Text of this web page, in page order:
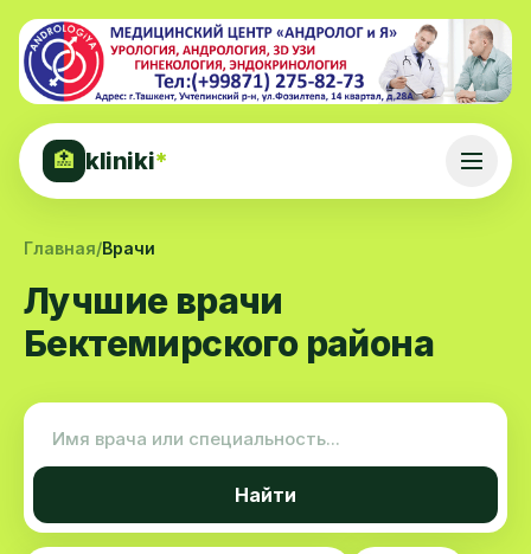
🏥 kliniki*
Главная/Врачи
Лучшие врачи
Бектемирского района
Найти